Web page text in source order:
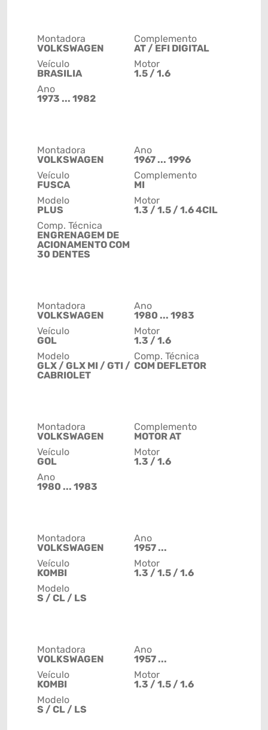
Montadora
VOLKSWAGEN
Veículo
BRASILIA
Ano
1973 ... 1982
Complemento
AT / EFI DIGITAL
Motor
1.5 / 1.6
Montadora
VOLKSWAGEN
Veículo
FUSCA
Modelo
PLUS
Ano
1967 ... 1996
Complemento
MI
Motor
1.3 / 1.5 / 1.6 4CIL
Comp. Técnica
ENGRENAGEM DE
ACIONAMENTO COM
30 DENTES
Montadora
VOLKSWAGEN
Veículo
GOL
Modelo
GLX / GLX MI / GTI /
CABRIOLET
Ano
1980 ... 1983
Motor
1.3 / 1.6
Comp. Técnica
COM DEFLETOR
Montadora
VOLKSWAGEN
Veículo
GOL
Ano
1980 ... 1983
Complemento
MOTOR AT
Motor
1.3 / 1.6
Montadora
VOLKSWAGEN
Veículo
KOMBI
Modelo
S / CL / LS
Ano
1957 ...
Motor
1.3 / 1.5 / 1.6
Montadora
VOLKSWAGEN
Veículo
KOMBI
Modelo
S / CL / LS
Ano
1957 ...
Motor
1.3 / 1.5 / 1.6